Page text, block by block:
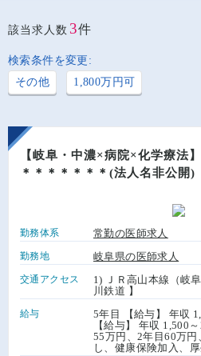
該当求人数 3件
検索条件を変更:
その他
1,800万円可
【岐阜・中濃×病院×化学療法
＊＊＊＊＊＊＊(法人名非公開)
勤務体系 常勤の医師求人
勤務地 岐阜県の医師求人
交通アクセス
1) ＪＲ高山本線（岐
川鉄道 】
給与
5年目 【給与】 年収
【給与】 年収
55万円、2年目60万
し、健康保険加入、